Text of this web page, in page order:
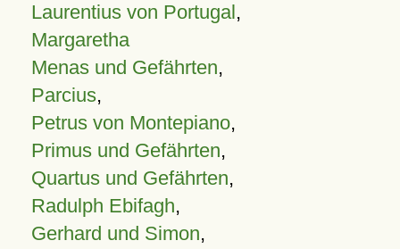
Laurentius von Portugal,
Margaretha
Menas und Gefährten,
Parcius,
Petrus von Montepiano,
Primus und Gefährten,
Quartus und Gefährten,
Radulph Ebifagh,
Gerhard und Simon,